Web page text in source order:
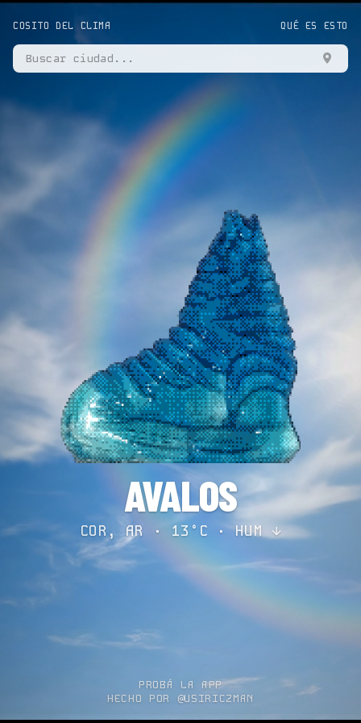
COSITO DEL CLIMA QUÉ ES ESTO
AVALOS
COR, AR · 13°C ·HUM ↓
PROBÁ LA APP
HECHO POR @USIRICZMAN